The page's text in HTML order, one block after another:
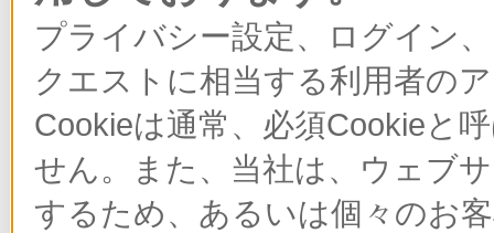
プライバシー設定、ログイン
クエストに相当する利用者の
Cookieは通常、必須Cookieと
せん。また、当社は、ウェブ
するため、あるいは個々のお